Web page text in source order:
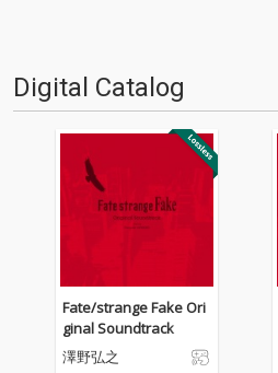
Digital Catalog
Fate/strange Fake Ori
ginal Soundtrack
澤野弘之